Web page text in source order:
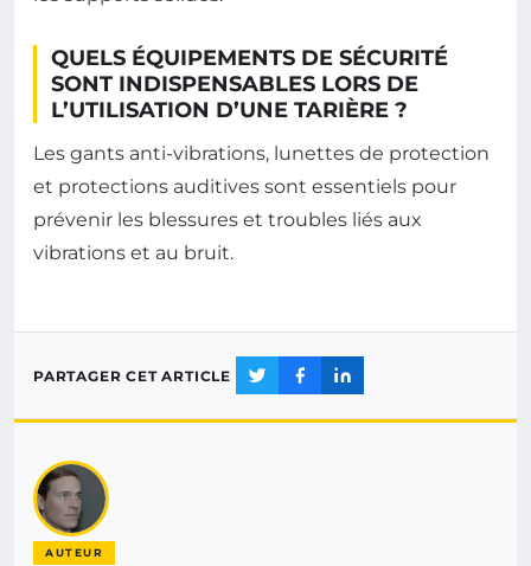
QUELS ÉQUIPEMENTS DE SÉCURITÉ
SONT INDISPENSABLES LORS DE
L’UTILISATION D’UNE TARIÈRE ?
Les gants anti-vibrations, lunettes de protection
et protections auditives sont essentiels pour
prévenir les blessures et troubles liés aux
vibrations et au bruit.
PARTAGER CET ARTICLE
AUTEUR